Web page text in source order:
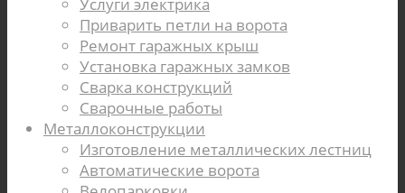
Услуги электрика
Приварить петли на ворота
Ремонт гаражных крыш
Установка гаражных замков
Cварка конструкций
Сварочные работы
Металлоконструкции
Изготовление металлических лестниц
Автоматические ворота